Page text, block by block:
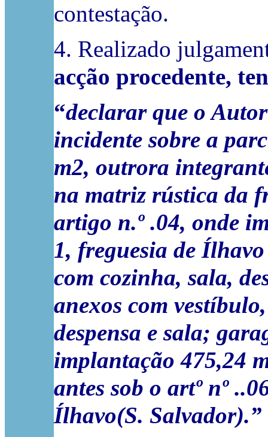
contestação.
4. Realizado
acção procedente,
“declarar que o
incidente sobre a
m2, outrora
na matriz rústica da
artigo n.º .04, onde
1, freguesia de
com cozinha, sala,
anexos com
despensa e sala;
implantação 475,24
antes sob o artº nº
Ílhavo(S. Salvador).”